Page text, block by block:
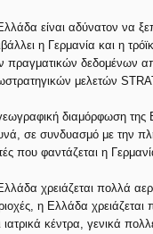
είναι αδύνατον να
η Γερμανία και η
πραγματικών δεδομένων
μελετών
διαμόρφωση της
σε συνδυασμό με την
που φαντάζεται η
χρειάζεται πολλά
η Ελλάδα
ιατρικά κέντρα, γενικά